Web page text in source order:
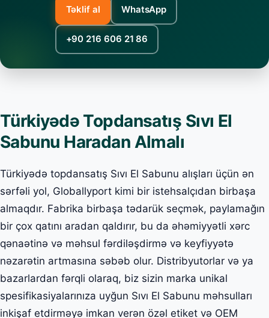
Təklif al WhatsApp
+90 216 606 21 86
Türkiyədə Topdansatış Sıvı El
Sabunu Haradan Almalı
Türkiyədə topdansatış Sıvı El Sabunu alışları üçün ən
sərfəli yol, Globallyport kimi bir istehsalçıdan birbaşa
almaqdır. Fabrika birbaşa tədarük seçmək, paylamağın
bir çox qatını aradan qaldırır, bu da əhəmiyyətli xərc
qənaətinə və məhsul fərdiləşdirmə və keyfiyyətə
nəzarətin artmasına səbəb olur. Distribyutorlar və ya
bazarlardan fərqli olaraq, biz sizin marka unikal
spesifikasiyalarınıza uyğun Sıvı El Sabunu məhsulları
inkişaf etdirməyə imkan verən özəl etiket və OEM